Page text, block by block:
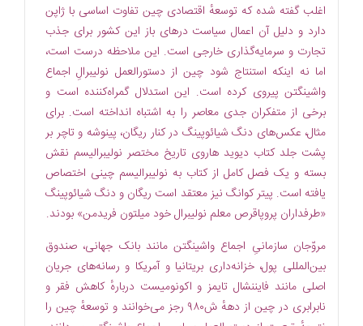
اغلب گفته شده که توسعهٔ اقتصادی چین تفاوت اساسی با ژاپن
دارد و دلیل آن اعمال سیاست درهای باز این کشور برای جذب
تجارت و سرمایه‏‌گذاری خارجی است. این ملاحظه درست است،
اما نه اینکه استنتاج شود چین از دستورالعمل نولیبرالِ اجماع
واشینگتن پیروی کرده است. این استدلال گمراه‌کننده است و
برخی از متفکران جدی معاصر را به اشتباه انداخته است. برای
مثال، عکس‌‏های دنگ شیائوپینگ در کنار ریگان، پینوشه و تاچر بر
پشت جلد کتاب دیوید هاروی تاریخ مختصر نولیبرالیسم نقش
بسته و یک فصل کامل از کتاب به نولیبرالیسم چینی اختصاص
یافته است. پیتر کوانگ نیز معتقد است ریگان و دنگ شیائوپینگ
«طرفداران پروپاقرص معلم نو‏لیبرال خود میلتون فریدمن» بودند.
مروّجان سازمانیِ اجماع واشینگتن مانند بانک جهانی، صندوق
بین‏‌المللی پول، خزانه‌‏داری بریتانیا و آمریکا و رسانه‌های جریان
اصلی مانند فایننشال ‏تایمز و اکونومیست دربارهٔ کاهش فقر و
نابرابری در چین از دههٔ ش۹۸۰ رجز می‏‌خوانند و توسعهٔ چین را